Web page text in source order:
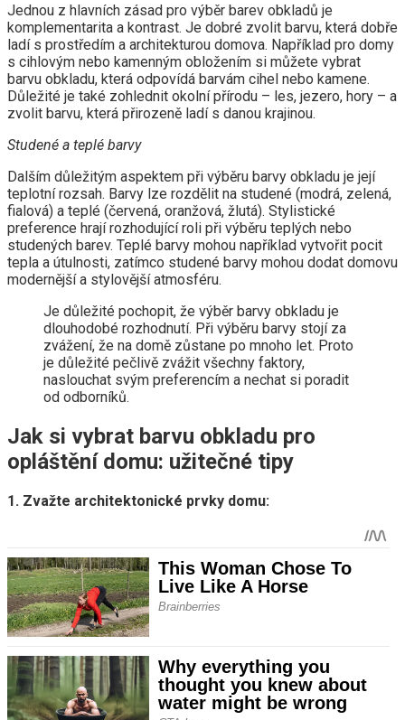
Jednou z hlavních zásad pro výběr barev obkladů je
komplementarita a kontrast. Je dobré zvolit barvu, která dobře
ladí s prostředím a architekturou domova. Například pro domy
s cihlovým nebo kamenným obložením si můžete vybrat
barvu obkladu, která odpovídá barvám cihel nebo kamene.
Důležité je také zohlednit okolní přírodu – les, jezero, hory – a
zvolit barvu, která přirozeně ladí s danou krajinou.
Studené a teplé barvy
Dalším důležitým aspektem při výběru barvy obkladu je její
teplotní rozsah. Barvy lze rozdělit na studené (modrá, zelená,
fialová) a teplé (červená, oranžová, žlutá). Stylistické
preference hrají rozhodující roli při výběru teplých nebo
studených barev. Teplé barvy mohou například vytvořit pocit
tepla a útulnosti, zatímco studené barvy mohou dodat domovu
modernější a stylovější atmosféru.
Je důležité pochopit, že výběr barvy obkladu je
dlouhodobé rozhodnutí. Při výběru barvy stojí za
zvážení, že na domě zůstane po mnoho let. Proto
je důležité pečlivě zvážit všechny faktory,
naslouchat svým preferencím a nechat si poradit
od odborníků.
Jak si vybrat barvu obkladu pro
opláštění domu: užitečné tipy
1. Zvažte architektonické prvky domu: